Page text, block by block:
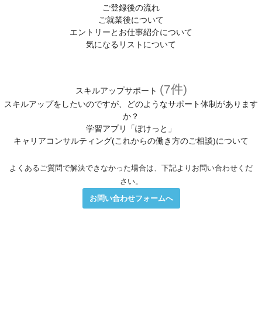
ご登録後の流れ
ご就業後について
エントリーとお仕事紹介について
気になるリストについて
スキルアップサポート (7件)
スキルアップをしたいのですが、どのようなサポート体制があります
か？
学習アプリ「ぽけっと」
キャリアコンサルティング(これからの働き方のご相談)について
よくあるご質問で解決できなかった場合は、下記よりお問い合わせくだ
さい。
お問い合わせフォームへ